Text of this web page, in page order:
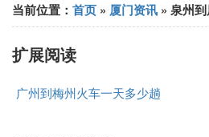
当前位置： 首页 » 厦门资讯 » 泉州
扩展阅读
广州到梅州火车一天多少趟